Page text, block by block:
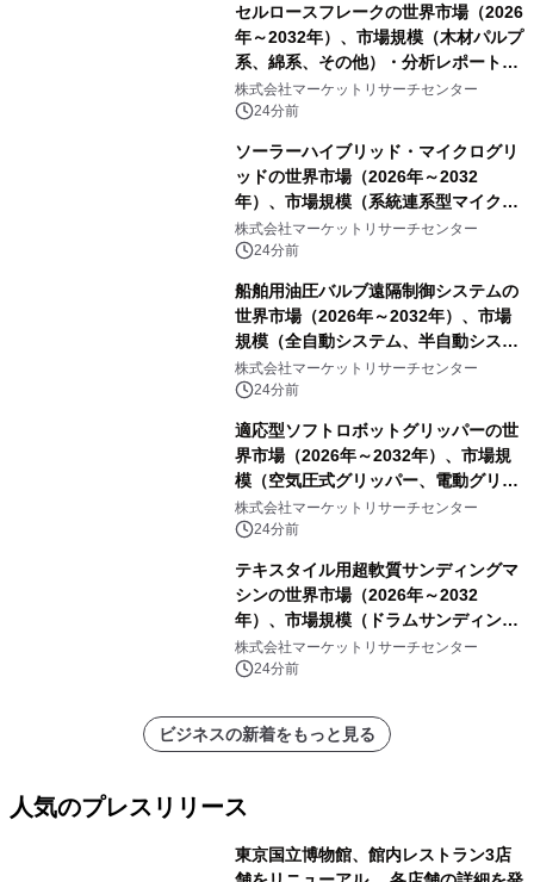
セルロースフレークの世界市場（2026
年～2032年）、市場規模（木材パルプ
系、綿系、その他）・分析レポートを
発表
株式会社マーケットリサーチセンター
24分前
ソーラーハイブリッド・マイクログリ
ッドの世界市場（2026年～2032
年）、市場規模（系統連系型マイクロ
グリッド、独立型マイクログリッ
ド）・分析レポートを発表
株式会社マーケットリサーチセンター
24分前
船舶用油圧バルブ遠隔制御システムの
世界市場（2026年～2032年）、市場
規模（全自動システム、半自動システ
ム）・分析レポートを発表
株式会社マーケットリサーチセンター
24分前
適応型ソフトロボットグリッパーの世
界市場（2026年～2032年）、市場規
模（空気圧式グリッパー、電動グリッ
パー）・分析レポートを発表
株式会社マーケットリサーチセンター
24分前
テキスタイル用超軟質サンディングマ
シンの世界市場（2026年～2032
年）、市場規模（ドラムサンディング
マシン、ジェットサンディングマシ
ン、ローラーサンディングマシン、そ
株式会社マーケットリサーチセンター
24分前
ビジネスの新着をもっと見る
人気のプレスリリース
東京国立博物館、館内レストラン3店